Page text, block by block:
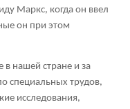
Маркс, когда он ввел
он при этом
в нашей стране и за
специальных трудов,
исследования,